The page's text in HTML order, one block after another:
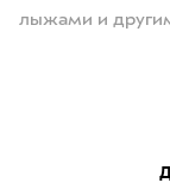
лыжами и